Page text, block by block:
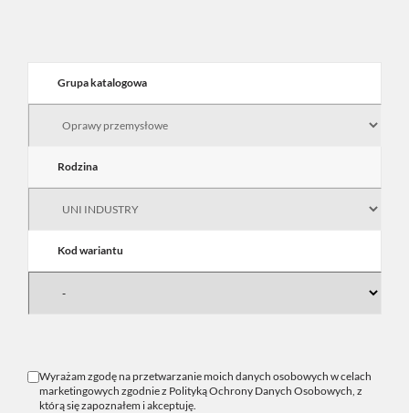
Grupa katalogowa
Rodzina
Kod wariantu
Wyrażam zgodę na przetwarzanie moich danych osobowych w celach
marketingowych zgodnie z Polityką Ochrony Danych Osobowych, z
którą się zapoznałem i akceptuję.